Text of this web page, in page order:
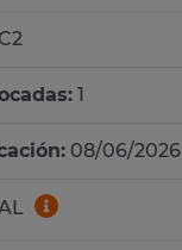
1
08/06/2026